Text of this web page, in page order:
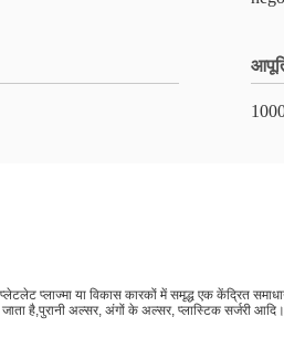
प्लेटलेट प्लाज्मा या विकास कारकों में समृद्ध एक केंद्रित
है,पुरानी अल्सर, अंगों के अल्सर, प्लास्टिक सर्जरी आदि।